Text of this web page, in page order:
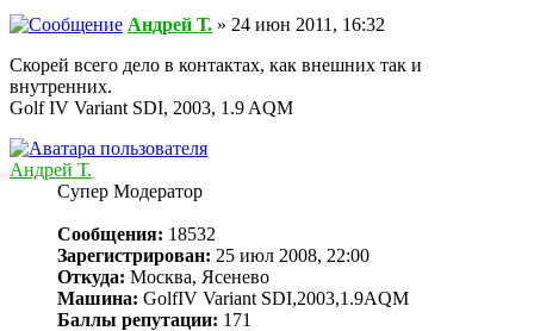
Андрей Т. » 24 июн 2011, 16:32
Скорей всего дело в контактах, как внешних так и
внутренних.
Golf IV Variant SDI, 2003, 1.9 AQM
Андрей Т.
Супер Модератор
Сообщения: 18532
Зарегистрирован: 25 июл 2008, 22:00
Откуда: Москва, Ясенево
Машина: GolfIV Variant SDI,2003,1.9AQM
Баллы репутации: 171